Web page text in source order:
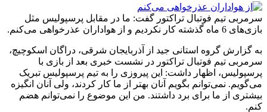
سرمربی تیم فوتبال تراکتور گفت: ما در مقابل پرسپولیس مثل
بازی‌های 6 ماه گذشته کار نکردیم و از هواداران عذرخواهی می‌کنم.
به گزارش گروه استانی جید از آذربایجان شرقی، دراگان اسکوچیچ،
سرمربی تیم فوتبال تراکتور در نشست خبری بعد از بازی با
پرسپولیس، اظهار داشت: این پیروزی را به تیم پرسپولیس تبریک
می‌گویم. نمی‌توانم بگویم آنان بهتر از ما کار کردند، ولی آنان انگیزه
بیشتری از ما برای برد داشتند. من این موضوع را نمی‌توانم هضم
کنم.